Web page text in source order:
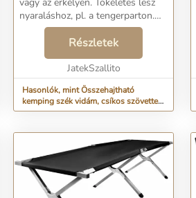
nyaraláshoz, pl. a tengerparton.
Rendkívül stabil szerkezete és
kontúros formája kényelmet és
biztonságot nyújt a felhasználó
Részletek
JatekSzallito
Hasonlók, mint Összehajtható
kemping szék vidám, csíkos szövettel
(BB-10045)